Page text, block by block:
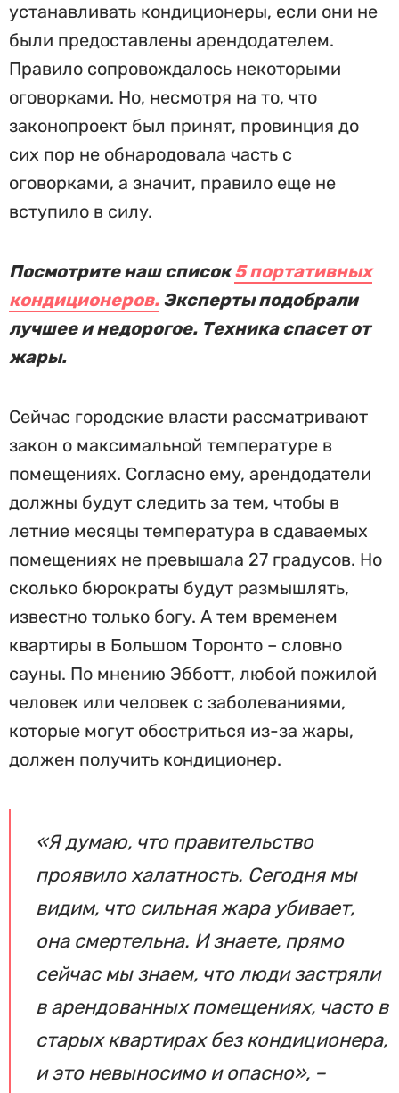
устанавливать кондиционеры, если они не
были предоставлены арендодателем.
Правило сопровождалось некоторыми
оговорками. Но, несмотря на то, что
законопроект был принят, провинция до
сих пор не обнародовала часть с
оговорками, а значит, правило еще не
вступило в силу.
Посмотрите наш список5 портативных
кондиционеров. Эксперты подобрали
лучшее и недорогое. Техника спасет от
жары.
Сейчас городские власти рассматривают
закон о максимальной температуре в
помещениях. Согласно ему, арендодатели
должны будут следить за тем, чтобы в
летние месяцы температура в сдаваемых
помещениях не превышала 27 градусов. Но
сколько бюрократы будут размышлять,
известно только богу. А тем временем
квартиры в Большом Торонто – словно
сауны. По мнению Эбботт, любой пожилой
человек или человек с заболеваниями,
которые могут обостриться из-за жары,
должен получить кондиционер.
«Я думаю, что правительство
проявило халатность. Сегодня мы
видим, что сильная жара убивает,
она смертельна. И знаете, прямо
сейчас мы знаем, что люди застряли
в арендованных помещениях, часто в
старых квартирах без кондиционера,
и это невыносимо и опасно», –